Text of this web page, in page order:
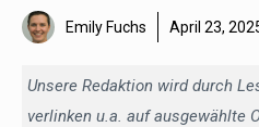
Emily Fuchs April 23,
Unsere Redaktion wird durch
verlinken u.a. auf ausgewählte
Jetzt